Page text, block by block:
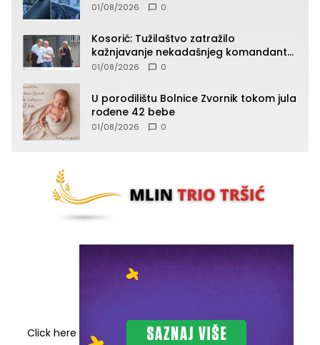
lica (FOTO)
01/08/2026 0
Kosorić: Tužilaštvo zatražilo
kažnjavanje nekadašnjeg komandanta
Vlaseničke brigade
01/08/2026 0
U porodilištu Bolnice Zvornik tokom jula
rođene 42 bebe
01/08/2026 0
Click here